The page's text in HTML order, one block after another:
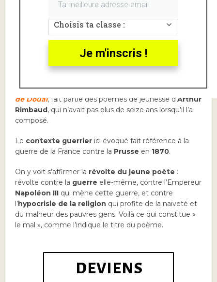
l » : analyse linéaire pour l’oral
de français
Cesonnetde facture classique, publié dansCahiers
de Douai, fait partie des poèmes de jeunesse d’Arthur
Rimbaud, qui n’avait pas plus de seize ans lorsqu’il l’a
composé.
Le contexte guerrier ici évoqué fait référence à la
guerre de la France contre la Prusse en 1870.
On y voit s’affirmer la révolte du jeune poète :
révolte contre la guerre elle-même, contre l’Empereur
Napoléon III qui mène cette guerre, et contre
l’hypocrisie de la religion qui profite de la naïveté et
du malheur des pauvres gens. Voilà ce qui constitue «
le mal », comme l’indique le titre du poème.
DEVIENS
Choisis ta classe :
Je m'inscris !